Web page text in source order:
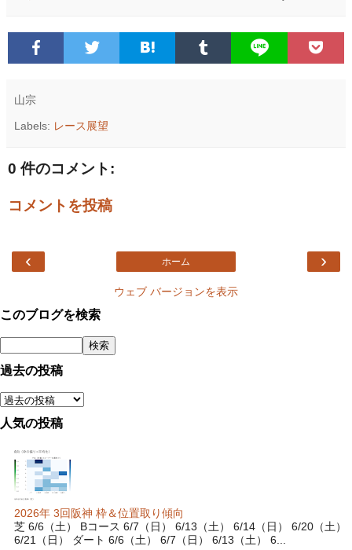
山宗
Labels: レース展望
0 件のコメント:
コメントを投稿
‹ ›
ホーム
ウェブ バージョンを表示
このブログを検索
過去の投稿
人気の投稿
2026年 3回阪神 枠＆位置取り傾向
芝 6/6（土） Bコース 6/7（日） 6/13（土） 6/14（日） 6/20（土）
6/21（日） ダート 6/6（土） 6/7（日） 6/13（土） 6...